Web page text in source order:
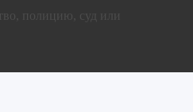
полицию, суд или